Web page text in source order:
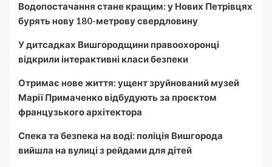
Водопостачання стане кращим: у Нових Петрівцях
бурять нову 180-метрову свердловину
У дитсадках Вишгородщини правоохоронці
відкрили інтерактивні класи безпеки
Отримає нове життя: ущент зруйнований музей
Марії Примаченко відбудують за проєктом
французького архітектора
Спека та безпека на воді: поліція Вишгорода
вийшла на вулиці з рейдами для дітей